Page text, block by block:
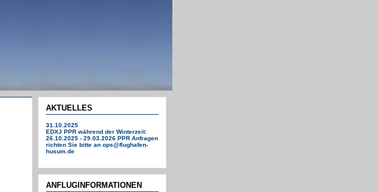
AKTUELLES
31.10.2025
EDXJ PPR während der Winterzeit:
26.10.2025 - 29.03.2026 PPR Anfragen
richten Sie bitte an ops@flughafen-
husum.de
ANFLUGINFORMATIONEN